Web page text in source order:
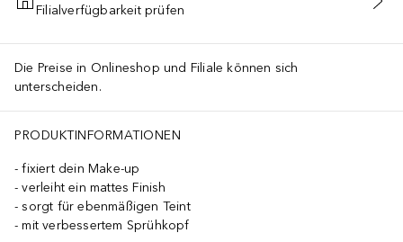
IN DEN WARENKORB
Filialverfügbarkeit prüfen
Die Preise in Onlineshop und Filiale können sich
unterscheiden.
PRODUKTINFORMATIONEN
fixiert dein Make-up
verleiht ein mattes Finish
sorgt für ebenmäßigen Teint
mit verbessertem Sprühkopf